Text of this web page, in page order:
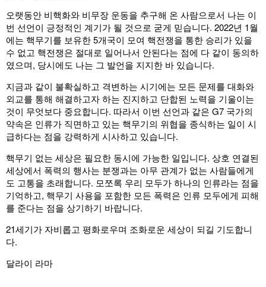
오랫동안 비핵화와 비무장 운동을 추구해 온 사람으로서 나는 이
번 선언이 긍정적인 계기가 될 것으로 굳게 믿습니다. 2022년 1월
에는 핵무기를 보유한 5개국이 모여 핵전쟁을 통한 승리가 있을
수 없고 핵전쟁은 절대로 일어나서 안된다는 점에 다 같이 동의하
였으며, 당시에도 나는 그 발언을 지지한 바 있습니다.
지금과 같이 불확실하고 격변하는 시기에는 모든 문제를 대화와
외교를 통해 해결하고자 하는 진지하고 단합된 노력을 기울이는
것이 무엇보다 중요합니다. 따라서 이번 선언과 같은 G7 국가의
약속은 인류가 직면하고 있는 핵무기의 위협을 종식하는 일이 시
급하다는 점을 강력하게 시사하고 있습니다.
핵무기 없는 세상은 필요한 동시에 가능한 일입니다. 상호 연결된
세상에서 폭력의 행사는 분쟁과는 아무 관계가 없는 사람들에게
도 고통을 초래합니다. 모쪼록 우리 모두가 하나의 인류라는 점을
기억하고, 핵무기 사용을 포함한 모든 폭력은 인류 모두에게 피해
를 준다는 점을 상기하기 바랍니다.
21세기가 자비롭고 평화로우며 조화로운 세상이 되길 기도합니
다.
달라이 라마